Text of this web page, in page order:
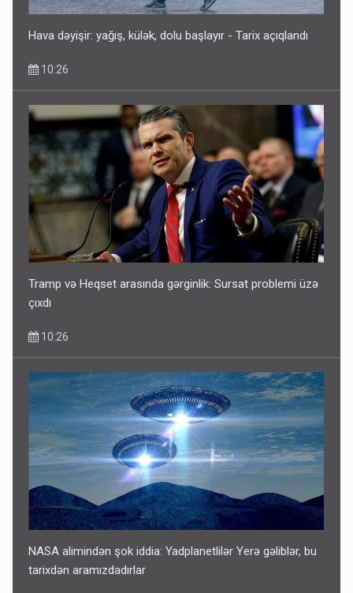
Hava dəyişir: yağış, külək, dolu başlayır - Tarix açıqlandı
10:26
Tramp və Heqset arasında gərginlik: Sursat problemi üzə
çıxdı
10:26
NASA alimindən şok iddia: Yadplanetlilər Yerə gəliblər, bu
tarixdən aramızdadırlar